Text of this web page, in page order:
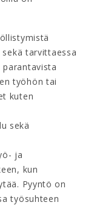
tarvittaessa
työhön tai
kuten
sekä
ja
kun
Pyyntö on
työsuhteen